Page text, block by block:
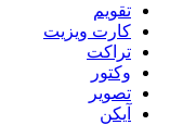
تقویم
کارت ویزیت
تراکت
وکتور
تصویر
آیکن